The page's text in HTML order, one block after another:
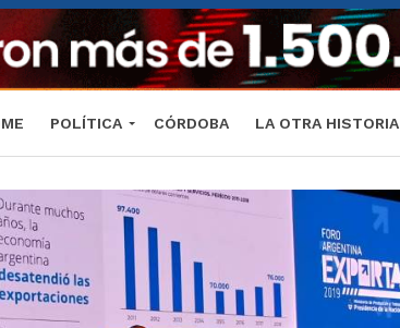
POLÍTICA CÓRDOBA LA OTRA HISTORIA